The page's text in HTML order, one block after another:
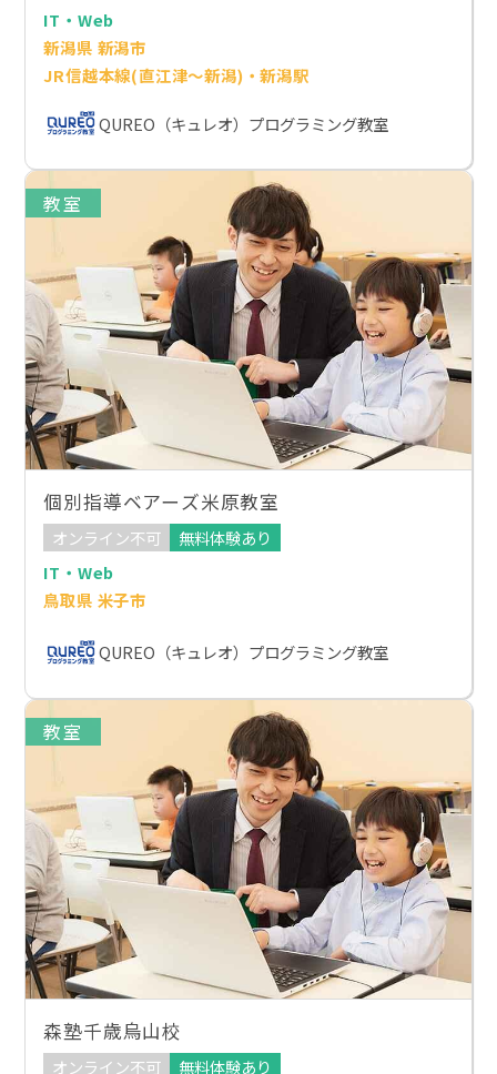
IT・Web
新潟県 新潟市
JR信越本線(直江津～新潟)・新潟駅
QUREO（キュレオ）プログラミング教室
教室
個別指導ベアーズ米原教室
オンライン不可
無料体験あり
IT・Web
鳥取県 米子市
QUREO（キュレオ）プログラミング教室
教室
森塾千歳烏山校
オンライン不可
無料体験あり